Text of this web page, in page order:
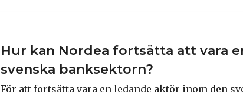
Hur kan Nordea fortsätta att vara
svenska banksektorn?
För att fortsätta vara en ledande aktör inom den